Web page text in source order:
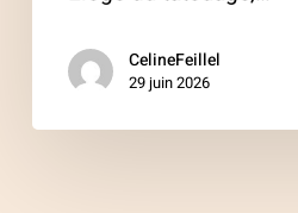
CelineFeillel
29 juin 2026